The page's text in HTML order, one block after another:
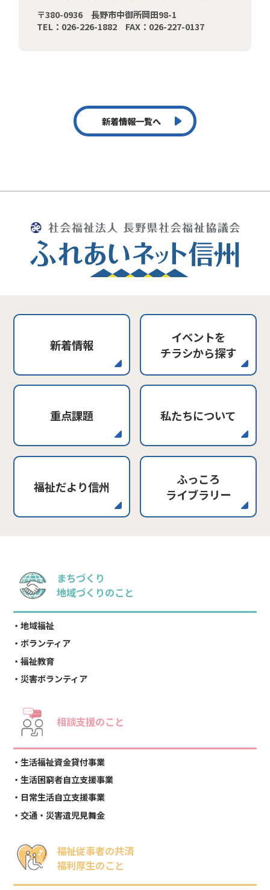
〒380-0936 長野市中御所岡田98-1
TEL：026-226-1882 FAX：026-227-0137
新着情報一覧へ
新着情報
イベントを
チラシから探す
重点課題 私たちについて
福祉だより信州
ふっころ
ライブラリー
まちづくり
地域づくりのこと
地域福祉
ボランティア
福祉教育
災害ボランティア
相談支援のこと
生活福祉資金貸付事業
生活困窮者自立支援事業
日常生活自立支援事業
交通・災害遺児見舞金
福祉従事者の共済
福利厚生のこと